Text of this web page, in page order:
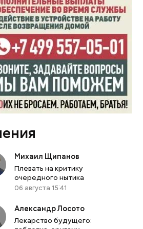
Михаил Щипанов
Плевать на критику
очередного нытика
06 августа 15:41
Александр Лосото
Лекарство будущего: